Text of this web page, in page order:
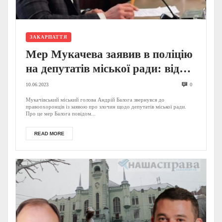
ЗАКАРПАТТЯ
Мер Мукачева заявив в поліцію
на депутатів міської ради: відомі
причини
10.06.2023 0
Мукачівський міський голова Андрій Балога звернувся до
правоохоронців із заявою про злочин щодо депутатів міської ради.
Про це мер Балога повідом...
READ MORE